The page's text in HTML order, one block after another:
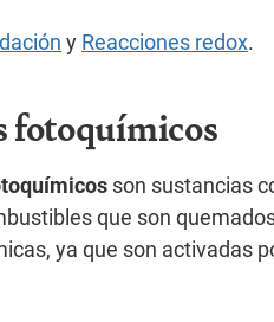
y Reacciones redox.
fotoquímicos
son sustancias
que son
ya que son activadas